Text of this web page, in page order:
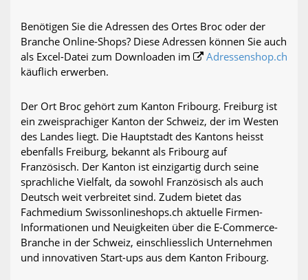
Benötigen Sie die Adressen des Ortes Broc oder der
Branche Online-Shops? Diese Adressen können Sie auch
als Excel-Datei zum Downloaden im
Adressenshop.ch
käuflich erwerben.
Der Ort Broc gehört zum Kanton Fribourg. Freiburg ist
ein zweisprachiger Kanton der Schweiz, der im Westen
des Landes liegt. Die Hauptstadt des Kantons heisst
ebenfalls Freiburg, bekannt als Fribourg auf
Französisch. Der Kanton ist einzigartig durch seine
sprachliche Vielfalt, da sowohl Französisch als auch
Deutsch weit verbreitet sind. Zudem bietet das
Fachmedium Swissonlineshops.ch aktuelle Firmen-
Informationen und Neuigkeiten über die E-Commerce-
Branche in der Schweiz, einschliesslich Unternehmen
und innovativen Start-ups aus dem Kanton Fribourg.